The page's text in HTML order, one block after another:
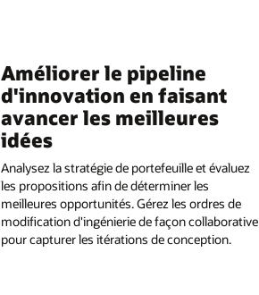
Améliorer le pipeline
d'innovation en faisant
avancer les meilleures
idées
Analysez la stratégie de portefeuille et évaluez
les propositions afin de déterminer les
meilleures opportunités. Gérez les ordres de
modification d'ingénierie de façon collaborative
pour capturer les itérations de conception.